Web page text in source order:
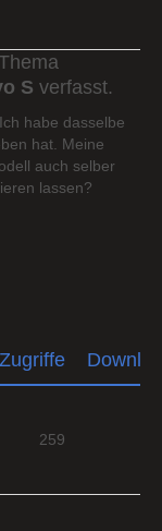
S verfasst.
habe dasselbe
hat. Meine
auch selber
lassen?
Zugriffe
259